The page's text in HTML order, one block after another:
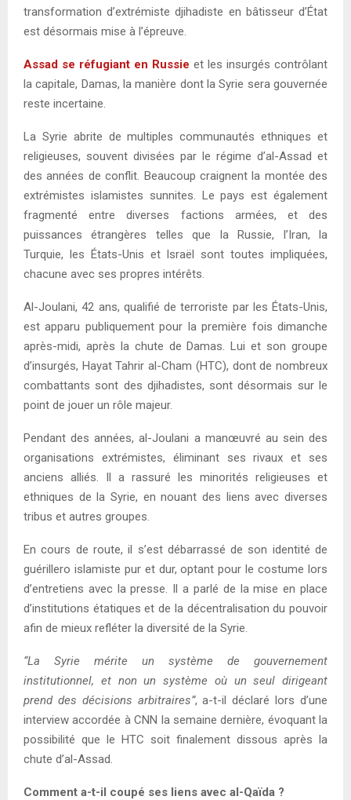
transformation d’extrémiste djihadiste en bâtisseur d’État
est désormais mise à l’épreuve.
Assad se réfugiant en Russie et les insurgés contrôlant
la capitale, Damas, la manière dont la Syrie sera gouvernée
reste incertaine.
La Syrie abrite de multiples communautés ethniques et
religieuses, souvent divisées par le régime d’al-Assad et
des années de conflit. Beaucoup craignent la montée des
extrémistes islamistes sunnites. Le pays est également
fragmenté entre diverses factions armées, et des
puissances étrangères telles que la Russie, l’Iran, la
Turquie, les États-Unis et Israël sont toutes impliquées,
chacune avec ses propres intérêts.
Al-Joulani, 42 ans, qualifié de terroriste par les États-Unis,
est apparu publiquement pour la première fois dimanche
après-midi, après la chute de Damas. Lui et son groupe
d’insurgés, Hayat Tahrir al-Cham (HTC), dont de nombreux
combattants sont des djihadistes, sont désormais sur le
point de jouer un rôle majeur.
Pendant des années, al-Joulani a manœuvré au sein des
organisations extrémistes, éliminant ses rivaux et ses
anciens alliés. Il a rassuré les minorités religieuses et
ethniques de la Syrie, en nouant des liens avec diverses
tribus et autres groupes.
En cours de route, il s’est débarrassé de son identité de
guérillero islamiste pur et dur, optant pour le costume lors
d’entretiens avec la presse. Il a parlé de la mise en place
d’institutions étatiques et de la décentralisation du pouvoir
afin de mieux refléter la diversité de la Syrie.
“La Syrie mérite un système de gouvernement
institutionnel, et non un système où un seul dirigeant
prend des décisions arbitraires”, a-t-il déclaré lors d’une
interview accordée à CNN la semaine dernière, évoquant la
possibilité que le HTC soit finalement dissous après la
chute d’al-Assad.
Comment a-t-il coupé ses liens avec al-Qaïda ?